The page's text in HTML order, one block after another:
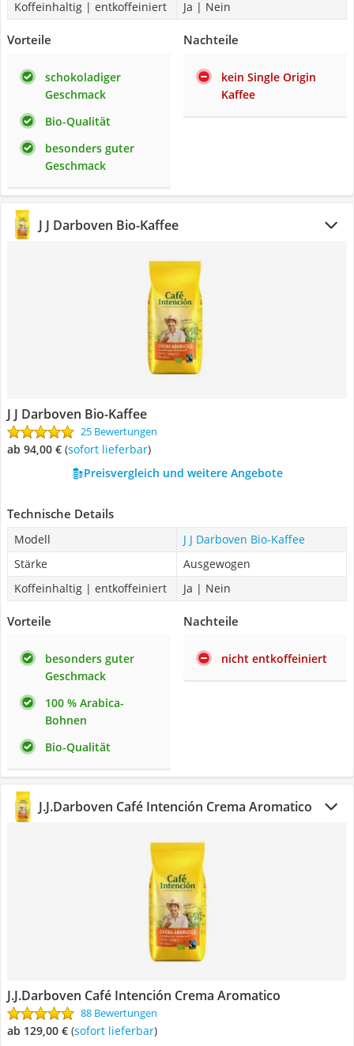
Koffeinhaltig | entkoffeiniert Ja | Nein
Vorteile
schokoladiger
Geschmack
Bio-Qualität
besonders guter
Geschmack
Nachteile
kein Single Origin
Kaffee
J J Darboven Bio-Kaffee
J J Darboven Bio-Kaffee
25 Bewertungen
ab 94,00 € ( Sofort lieferbar)
Preisvergleich und weitere Angebote
Technische Details
Modell
J J Darboven Bio-Kaffee
Stärke
Ausgewogen
Koffeinhaltig | entkoffeiniert
Ja | Nein
Vorteile
besonders guter
Geschmack
100 % Arabica-
Bohnen
Bio-Qualität
Nachteile
nicht entkoffeiniert
‎J.J.Darboven Café Intención Crema Aromatico
‎J.J.Darboven Café Intención Crema Aromatico
88 Bewertungen
ab 129,00 € ( Sofort lieferbar)